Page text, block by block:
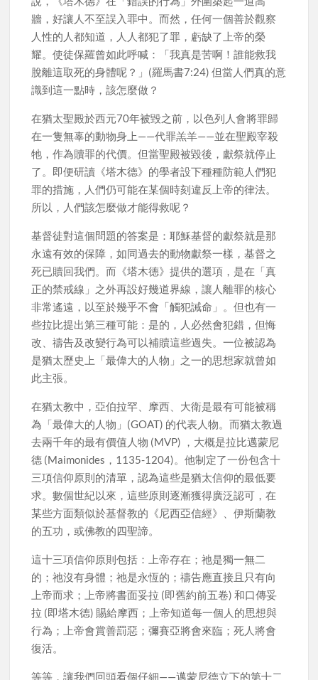
牆，好讓人不至誤入罪中。而然，任何一個善於觀察
人性的人都知道，人人都犯了罪，虧缺了上帝的榮
耀。使徒保羅曾如此呼喊：「我真是苦啊！誰能救我
脫離這取死的身體呢？」(羅馬書7:24) 但當人們真的意
識到這一點時，該怎麼做？
在猶太聖殿於西元70年被毀之前，以色列人會將罪歸
在一隻無辜的動物身上——代罪羔羊——並在聖殿宰殺
牠，作為贖罪的代價。但當聖殿被毀後，獻祭就停止
了。即便研讀《塔木德》的學者設下種種防範人們犯
罪的措施，人們仍可能在某個時刻違反上帝的律法。
所以，人們該怎麼做才能得救呢？
基督徒對這個問題的答案是：耶穌基督的獻祭就是那
永遠有效的保障，如同過去的動物獻祭一樣，基督之
死已贖回我們。而《塔木德》提供的選項，是在「真
正的禁戒線」之外再設好幾道界線，讓人離罪的核心
非常遙遠，以至於幾乎不會「觸犯誡命」。但也有一
些拉比提出第三種可能：是的，人必然會犯錯，但悔
改、禱告及改變行為可以補贖這些過失。一位被認為
是猶太歷史上「最偉大的人物」之一的思想家就曾如
此主張。
在猶太教中，亞伯拉罕、摩西、大衛是最有可能被稱
為「最偉大的人物」(GOAT) 的代表人物。而猶太教過
去兩千年的最有價值人物 (MVP) ，大概是拉比邁蒙尼
德 (Maimonides，1135-1204)。他制定了一份包含十
三項信仰原則的清單，認為這些是猶太信仰的最低要
求。數個世紀以來，這些原則逐漸獲得廣泛認可，在
某些方面類似於基督教的《尼西亞信經》、伊斯蘭教
的五功，或佛教的四聖諦。
這十三項信仰原則包括：上帝存在；祂是獨一無二
的；祂沒有身體；祂是永恆的；禱告應直接且只有向
上帝而求；上帝將書面妥拉 (即舊約前五卷) 和口傳妥
拉 (即塔木德) 賜給摩西；上帝知道每一個人的思想與
行為；上帝會賞善罰惡；彌賽亞將會來臨；死人將會
復活。
等等，讓我們回頭看個仔細——邁蒙尼德立下的第十二